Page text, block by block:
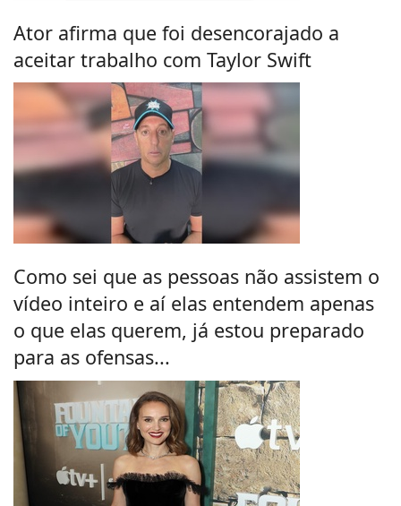
Ator afirma que foi desencorajado a
aceitar trabalho com Taylor Swift
Como sei que as pessoas não assistem o
vídeo inteiro e aí elas entendem apenas
o que elas querem, já estou preparado
para as ofensas...